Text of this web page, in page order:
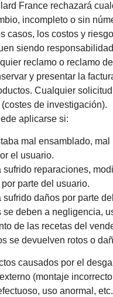
France rechazará
incompleto o sin
casos, los costos y
siendo
reclamo o reclamo
y presentar la
Cualquier
de investigación).
aplicarse si:
mal ensamblado, mal
el usuario.
sufrido reparaciones,
parte del usuario.
sufrido daños por parte
se deben a negligencia,
de las recetas del
se devuelven rotos o
causados ​​por el
(montaje
uso anormal,